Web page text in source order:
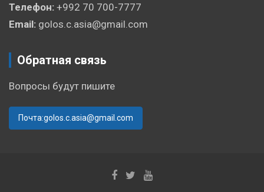
Телефон: +992 70 700-7777
Email: golos.c.asia@gmail.com
Обратная связь
Вопросы будут пишите
Почта:golos.c.asia@gmail.com